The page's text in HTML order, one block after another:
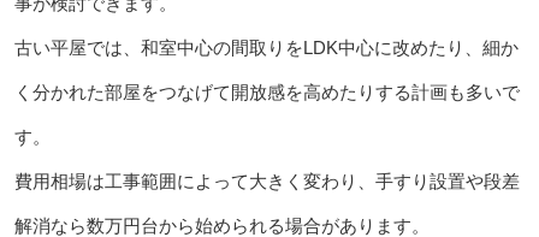
古い平屋では、和室中心の間取りをLDK中心に改めたり、細か
く分かれた部屋をつなげて開放感を高めたりする計画も多いで
す。
費用相場は工事範囲によって大きく変わり、手すり設置や段差
解消なら数万円台から始められる場合があります。